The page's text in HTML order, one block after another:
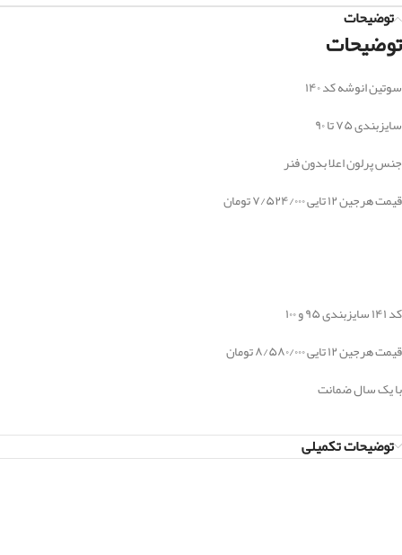
توضیحات
توضیحات
سوتین انوشه کد ۱۴۰
سایزبندی ۷۵ تا ۹۰
جنس پرلون اعلا بدون فنر
قیمت هرجین ۱۲ تایی ۷/۵۲۴/۰۰۰ تومان
کد ۱۴۱ سایزبندی ۹۵ و ۱۰۰
قیمت هرجین ۱۲ تایی ۸/۵۸۰/۰۰۰ تومان
با یک سال ضمانت
توضیحات تکمیلی